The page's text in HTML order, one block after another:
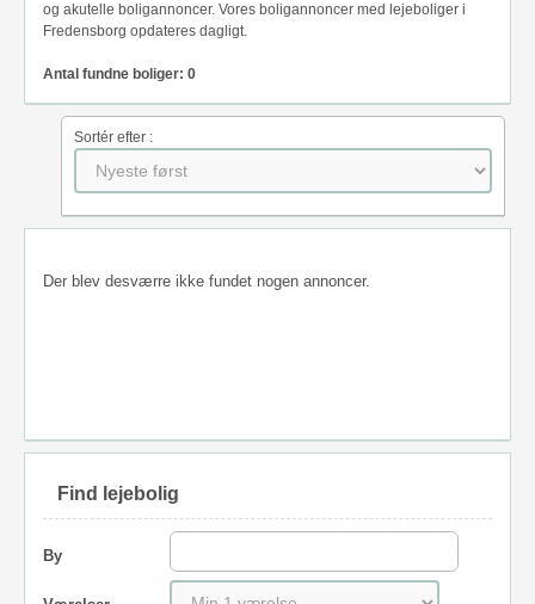
og akutelle boligannoncer. Vores boligannoncer med lejeboliger i
Fredensborg opdateres dagligt.
Antal fundne boliger: 0
Sortér efter :
Der blev desværre ikke fundet nogen annoncer.
Find lejebolig
By